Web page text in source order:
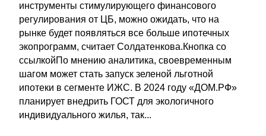
инструменты стимулирующего финансового
регулирования от ЦБ, можно ожидать, что на
рынке будет появляться все больше ипотечных
экопрограмм, считает Солдатенкова.Кнопка со
ссылкойПо мнению аналитика, своевременным
шагом может стать запуск зеленой льготной
ипотеки в сегменте ИЖС. В 2024 году «ДОМ.РФ»
планирует внедрить ГОСТ для экологичного
индивидуального жилья, так...